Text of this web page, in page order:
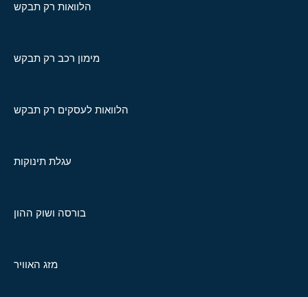
הלוואות רק תבקש
מימון רכב רק תבקש
הלוואות לעסקים רק תבקש
עגלת תינוקות
בורסה ושוק ההון
מזג האוויר